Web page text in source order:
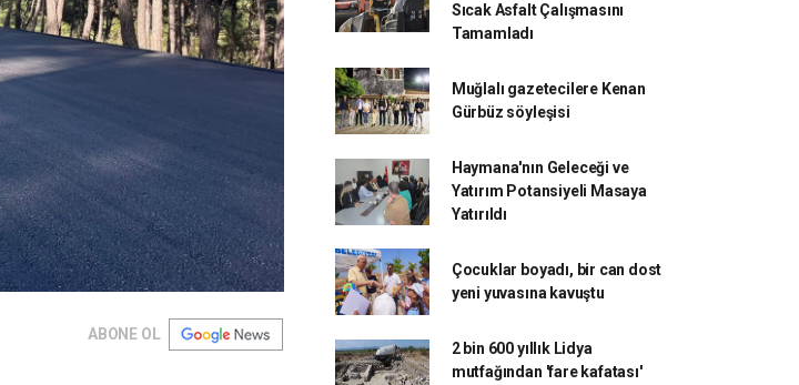
ABONE OL
Sıcak Asfalt Çalışmasını
Tamamladı
Muğlalı gazetecilere Kenan
Gürbüz söyleşisi
Haymana'nın Geleceği ve
Yatırım Potansiyeli Masaya
Yatırıldı
Çocuklar boyadı, bir can dost
yeni yuvasına kavuştu
2 bin 600 yıllık Lidya
mutfağından 'fare kafatası'